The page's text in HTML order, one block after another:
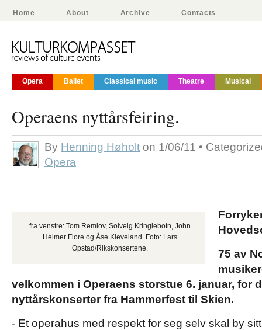
Home About Archive Contacts
Opera Ballet Classical music Theatre Musical
Operaens nyttårsfeiring.
By Henning Høholt on 1/06/11 •
Opera
fra venstre: Tom Remlov, Solveig Kringlebotn, John
Helmer Fiore og Åse Kleveland. Foto: Lars
Opstad/Rikskonsertene.
75 av
velkommen i Operaens storstue 6. januar, for
nyttårskonserter fra Hammerfest til Skien.
- Et operahus med respekt for seg selv skal by